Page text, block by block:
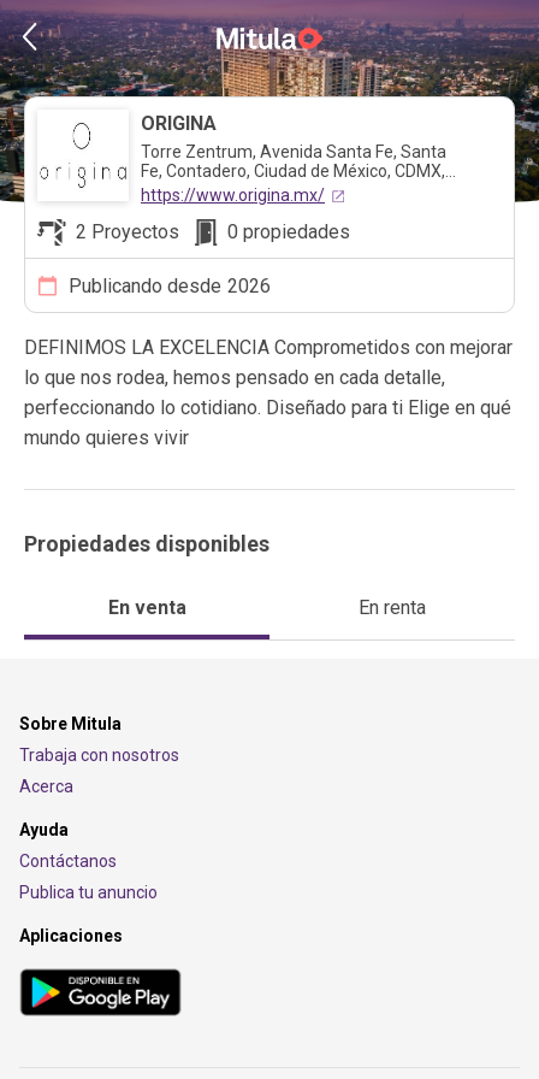
ORIGINA
Torre Zentrum, Avenida Santa Fe, Santa
Fe, Contadero, Ciudad de México, CDMX,
México
https://www.origina.mx/
2 Proyectos 0 propiedades
Publicando desde 2026
DEFINIMOS LA EXCELENCIA Comprometidos con mejorar
lo que nos rodea, hemos pensado en cada detalle,
perfeccionando lo cotidiano. Diseñado para ti Elige en qué
mundo quieres vivir
Propiedades disponibles
En venta En renta
Sobre Mitula
Trabaja con nosotros
Acerca
Ayuda
Contáctanos
Publica tu anuncio
Aplicaciones